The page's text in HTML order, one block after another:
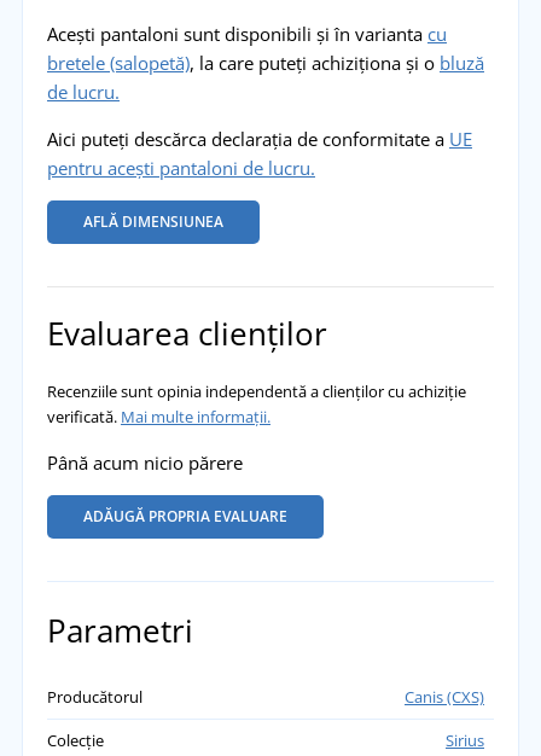
Acești pantaloni sunt disponibili și în varianta cu
bretele (salopetă), la care puteți achiziționa și o bluză
de lucru.
Aici puteți descărca declarația de conformitate a UE
pentru acești pantaloni de lucru.
AFLĂ DIMENSIUNEA
Evaluarea clienților
Recenziile sunt opinia independentă a clienților cu achiziție
verificată. Mai multe informații.
Până acum nicio părere
ADĂUGĂ PROPRIA EVALUARE
Parametri
Producătorul
Canis (CXS)
Colecție
Sirius